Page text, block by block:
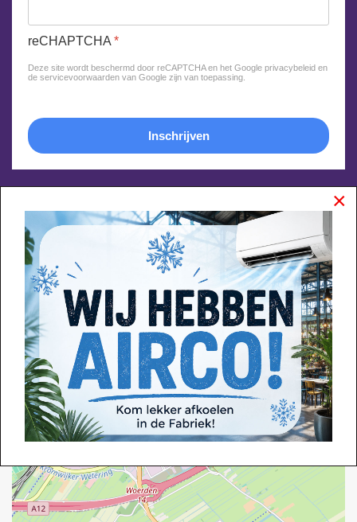
reCHAPTCHA *
Deze site wordt beschermd door reCAPTCHA en het Google privacybeleid en
de servicevoorwaarden van Google zijn van toepassing.
Inschrijven
+
−
×